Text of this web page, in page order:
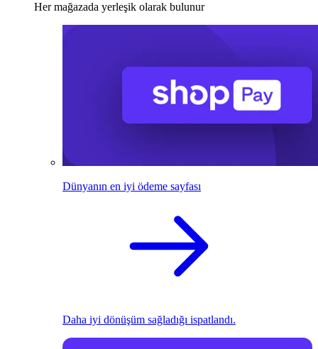
Her mağazada yerleşik olarak bulunur
Dünyanın en iyi ödeme sayfası
Daha iyi dönüşüm sağladığı ispatlandı.